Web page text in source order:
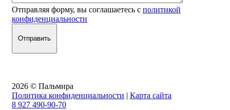
Отправляя форму, вы соглашаетесь с политикой
конфиденциальности
2026 © Пальмира
Политика конфиденциальности | Карта сайта
8 927 490-90-70